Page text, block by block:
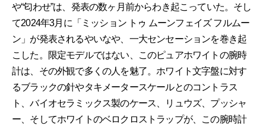
や“匂わせ”は、発表の数ヶ月前からわき起こっていた。そし
て2024年3月に「ミッション トゥ ムーンフェイズ フルムー
ン」が発表されるやいなや、一大センセーションを巻き起
こした。限定モデルではない、このピュアホワイトの腕時
計は、その外観で多くの人を魅了。ホワイト文字盤に対す
るブラックの針やタキメータースケールとのコントラス
ト、バイオセラミックス製のケース、リュウズ、プッシャ
ー、そしてホワイトのベロクロストラップが、この腕時計